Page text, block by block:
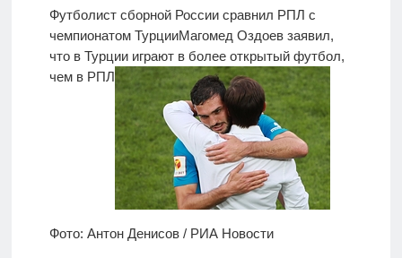
Футболист сборной России сравнил РПЛ с
чемпионатом ТурцииМагомед Оздоев заявил,
что в Турции играют в более открытый футбол,
чем в РПЛ
Фото: Антон Денисов / РИА Новости